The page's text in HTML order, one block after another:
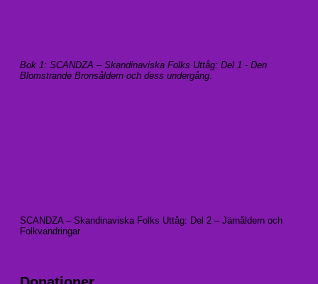
Bok 1: SCANDZA – Skandinaviska Folks Uttåg: Del 1 - Den
Blomstrande Bronsåldern och dess undergång
SCANDZA – Skandinaviska Folks Uttåg: Del 2 – Järnåldern och
Folkvandringar